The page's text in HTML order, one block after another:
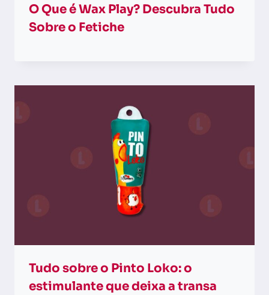
O Que é Wax Play? Descubra Tudo
Sobre o Fetiche
Tudo sobre o Pinto Loko: o
estimulante que deixa a transa